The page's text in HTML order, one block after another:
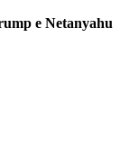
e Netanyahu